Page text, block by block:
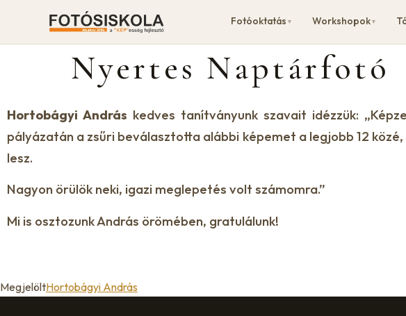
Fotóoktatás ▼ Workshopok▼
Nyertes Naptárfotó
Hortobágyi András kedves tanítványunk szavait idézzük:
pályázatán a zsűri beválasztotta alábbi képemet a legjobb 12
lesz.
Nagyon örülök neki, igazi meglepetés volt számomra.”
Mi is osztozunk András örömében, gratulálunk!
MegjelöltHortobágyi András